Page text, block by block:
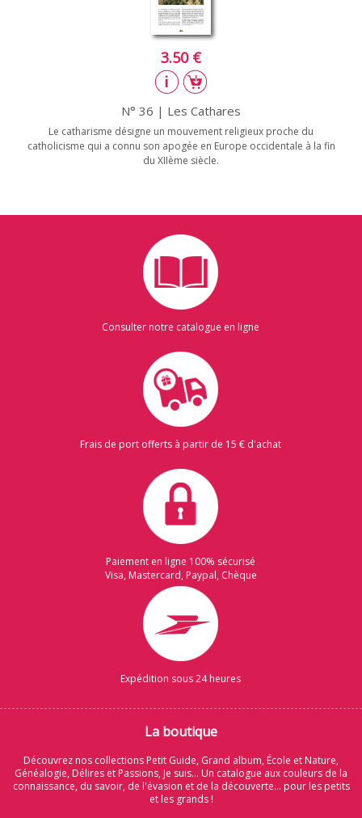
3.50 €
N° 36 | Les Cathares
Le catharisme désigne un mouvement religieux proche du
catholicisme qui a connu son apogée en Europe occidentale à la fin
du XIIème siècle.
Consulter notre catalogue en ligne
Frais de port offerts à partir de 15 € d'achat
Paiement en ligne 100% sécurisé
Visa, Mastercard, Paypal, Chèque
Expédition sous 24 heures
La boutique
Découvrez nos collections Petit Guide, Grand album, École et Nature,
Généalogie, Délires et Passions, Je suis... Un catalogue aux couleurs de la
connaissance, du savoir, de l'évasion et de la découverte... pour les petits
et les grands !